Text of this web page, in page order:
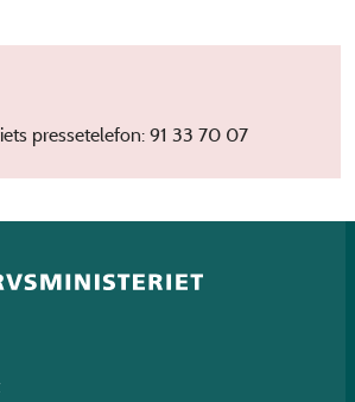
pressetelefon: 91 33 70 07